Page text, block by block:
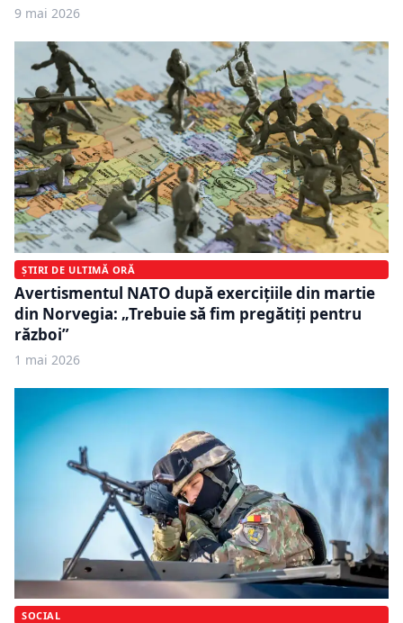
9 mai 2026
ȘTIRI DE ULTIMĂ ORĂ
Avertismentul NATO după exercițiile din martie
din Norvegia: „Trebuie să fim pregătiți pentru
război”
1 mai 2026
SOCIAL